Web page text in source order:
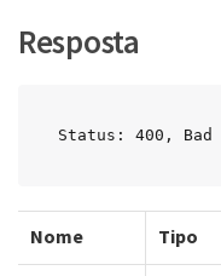
Resposta
Status: 400, Bad
Nome Tipo